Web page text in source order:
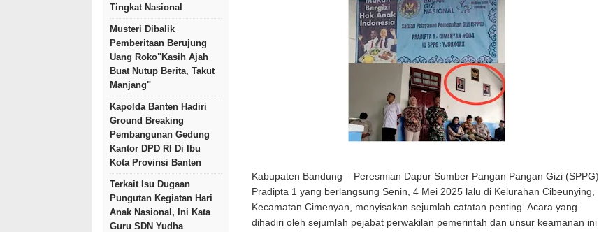
Tingkat Nasional
Musteri Dibalik
Pemberitaan Berujung
Uang Roko"Kasih Ajah
Buat Nutup Berita, Takut
Manjang"
Kapolda Banten Hadiri
Ground Breaking
Pembangunan Gedung
Kantor DPD RI Di Ibu
Kota Provinsi Banten
Terkait Isu Dugaan
Pungutan Kegiatan Hari
Anak Nasional, Ini Kata
Guru SDN Yudha
Kabupaten Bandung – Peresmian Dapur Sumber Pangan Pangan Gizi (SPPG)
Pradipta 1 yang berlangsung Senin, 4 Mei 2025 lalu di Kelurahan Cibeunying,
Kecamatan Cimenyan, menyisakan sejumlah catatan penting. Acara yang
dihadiri oleh sejumlah pejabat perwakilan pemerintah dan unsur keamanan ini